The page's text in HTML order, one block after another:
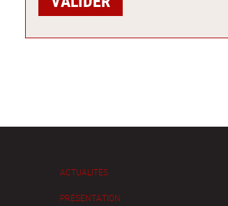
ACTUALITÉS
PRÉSENTATION